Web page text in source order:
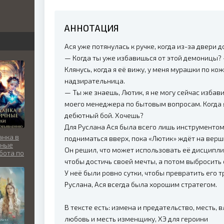
АННОТАЦИЯ
Ася уже потянулась к ручке, когда из-за двери
— Когда ты уже избавишься от этой
Клянусь, когда я её вижу, у меня мурашки по
надзирательница.
— Ты же знаешь, Лютик, я не могу сейчас
моего менеджера по бытовым вопросам. Когда
дебютный бой. Хочешь?
Для Руслана Ася была всего лишь
подниматься вверх, пока «Лютик» ждёт на
Он решил, что может использовать её
чтобы достичь своей мечты, а потом
У неё были ровно сутки, чтобы превратить его
Руслана, Ася всегда была хорошим стратегом.
В тексте есть: измена и предательство, месть,
любовь и месть изменщику, ХЭ для героини
в
по